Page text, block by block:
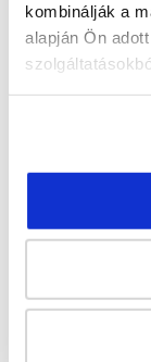
kombinálják a
alapján Ön
Sminkes
a lenti
és